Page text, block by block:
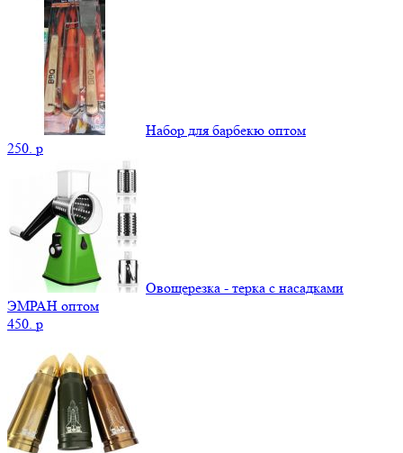
Набор для барбекю оптом
250. p
Овощерезка - терка с насадками
ЭМРАН оптом
450. p